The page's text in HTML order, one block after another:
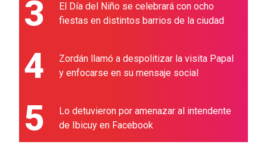
3
El Día del Niño se celebrará con ocho
fiestas en distintos barrios de la ciudad
4
Zordán llamó a despolitizar la visita Papal
y enfocarse en su mensaje social
5
Lo detuvieron por amenazar al intendente
de Ibicuy en Facebook